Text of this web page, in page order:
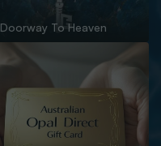
Doorway To Heaven